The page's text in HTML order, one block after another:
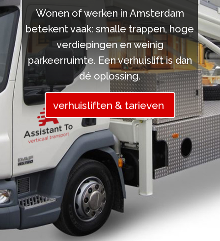
Wonen of werken in Amsterdam
betekent vaak: smalle trappen, hoge
verdiepingen en weinig
parkeerruimte. Een verhuislift is dan
dé oplossing.
verhuisliften & tarieven